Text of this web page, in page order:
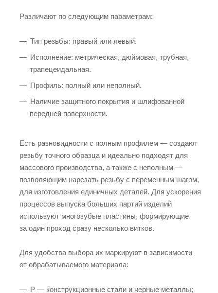
Различают по следующим параметрам:
Тип резьбы: правый или левый.
Исполнение: метрическая, дюймовая, трубная,
трапецеидальная.
Профиль: полный или неполный.
Наличие защитного покрытия и шлифованной
передней поверхности.
Есть разновидности с полным профилем — создают
резьбу точного образца и идеально подходят для
массового производства, а также с неполным —
позволяющим нарезать резьбу с переменным шагом,
для изготовления единичных деталей. Для ускорения
процессов выпуска больших партий изделий
используют многозубые пластины, формирующие
за один проход сразу несколько витков.
Для удобства выбора их маркируют в зависимости
от обрабатываемого материала:
Р — конструкционные стали и черные металлы;